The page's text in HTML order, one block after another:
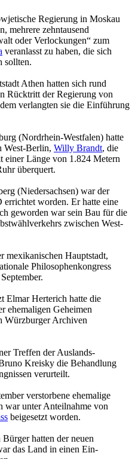
Regierung in Moskau
mehrere zehntausend
oder Verlockungen“ zum
veranlasst zu haben, die sich
sollten.
Athen hatten sich rund
Rücktritt der Regierung von
verlangten sie die Einführung
(Nordrhein-Westfalen) hatte
West-Berlin, Willy Brandt, die
einer Länge von 1.824 Metern
überquert.
(Niedersachsen) war der
errichtet worden. Er hatte eine
geworden war sein Bau für die
zwischen West-
mexikanischen Hauptstadt,
Philosophenkongress
Elmar Herterich hatte die
ehemaligen Geheimen
Würzburger Archiven
Treffen der Auslands-
Kreisky die Behandlung
verurteilt.
verstorbene ehemalige
war unter Anteilnahme von
beigesetzt worden.
hatten der neuen
das Land in einen Ein-